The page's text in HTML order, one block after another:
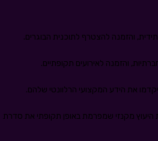
והזמנה להצטרף לתוכנית הבוגרים.
והזמנה לאירועים תקופתיים.
את הידע המקצועי הרלוונטי שלהם.
היעוץ מקנזי שמפרמת באופן תקופתי את סדרת